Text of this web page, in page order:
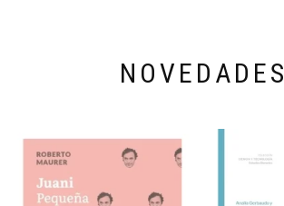
NOVEDADES